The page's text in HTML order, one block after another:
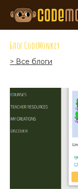
Блог CodeMonkey
> Все блоги